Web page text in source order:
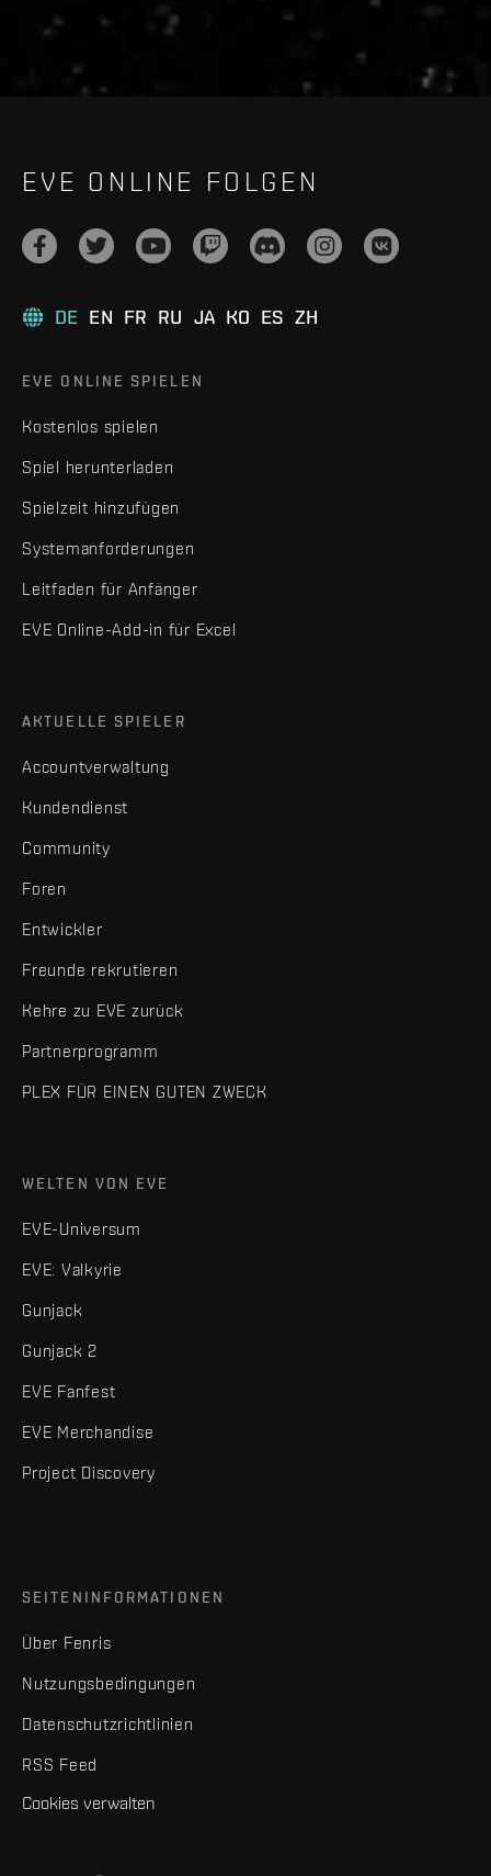
EVE ONLINE FOLGEN
DE EN FR RU JA KO ES ZH
EVE ONLINE SPIELEN
Kostenlos spielen
Spiel herunterladen
Spielzeit hinzufügen
Systemanforderungen
Leitfaden für Anfänger
EVE Online-Add-in für Excel
AKTUELLE SPIELER
Accountverwaltung
Kundendienst
Community
Foren
Entwickler
Freunde rekrutieren
Kehre zu EVE zurück
Partnerprogramm
PLEX FÜR EINEN GUTEN ZWECK
WELTEN VON EVE
EVE-Universum
EVE: Valkyrie
Gunjack
Gunjack 2
EVE Fanfest
EVE Merchandise
Project Discovery
SEITENINFORMATIONEN
Über Fenris
Nutzungsbedingungen
Datenschutzrichtlinien
RSS Feed
Cookies verwalten